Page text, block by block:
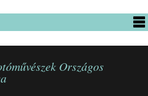
Országos